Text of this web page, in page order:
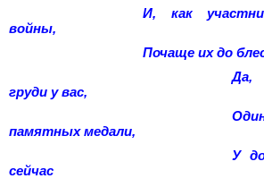
И, как
войны,
Почаще их до
Да,
груди у вас,
памятных медали,
У
сейчас